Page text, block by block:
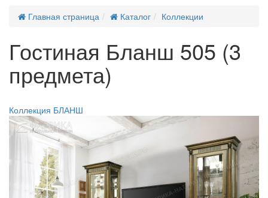
Главная страница
Каталог Коллекции
Гостиная Бланш 505 (3
предмета)
Коллекция БЛАНШ